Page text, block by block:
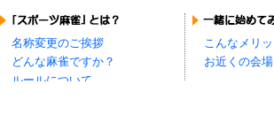
名称変更のご挨拶
どんな麻雀ですか？
ルールについて
こんなメリ
お近くの会